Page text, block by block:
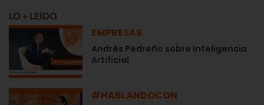
LO + LEÍDO
EMPRESAS
Andrés Pedreño sobre Inteligencia
Artificial
#HABLANDOCON